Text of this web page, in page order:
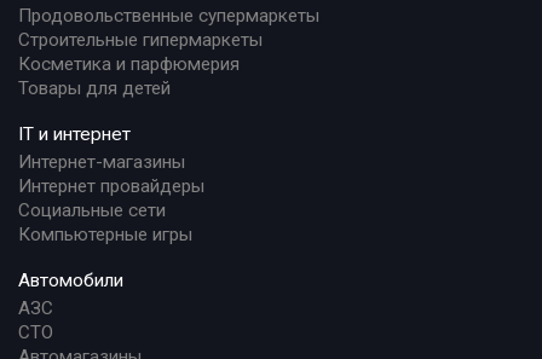
Продовольственные супермаркеты
Строительные гипермаркеты
Косметика и парфюмерия
Товары для детей
IT и интернет
Интернет-магазины
Интернет провайдеры
Социальные сети
Компьютерные игры
Автомобили
АЗС
СТО